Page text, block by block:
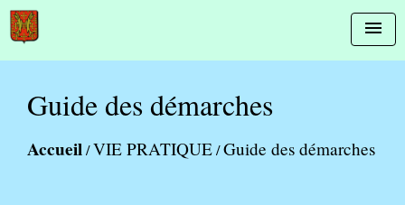
menu
Guide des démarches
Accueil/VIE PRATIQUE/Guide des démarches